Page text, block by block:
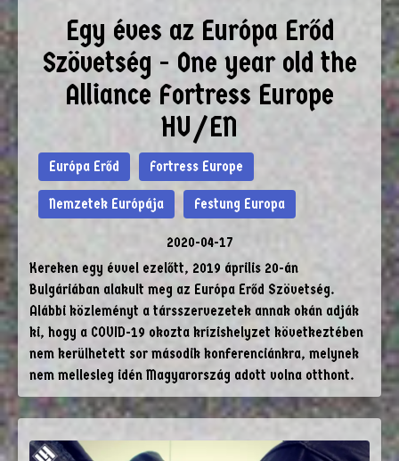
Egy éves az Európa Erőd
Szövetség - One year old the
Alliance Fortress Europe
HU/EN
Európa Erőd Fortress Europe
Nemzetek Európája Festung Europa
2020-04-17
Kereken egy évvel ezelőtt, 2019 április 20-án
Bulgáriában alakult meg az Európa Erőd Szövetség.
Alábbi közleményt a társszervezetek annak okán adják
ki, hogy a COVID-19 okozta krízishelyzet következtében
nem kerülhetett sor második konferenciánkra, melynek
nem mellesleg idén Magyarország adott volna otthont.